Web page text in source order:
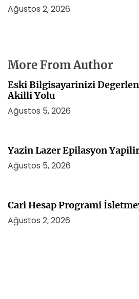
Ağustos 2, 2026
More From Author
Eski Bilgisayarinizi
Akilli Yolu
Ağustos 5, 2026
Yazin Lazer Epilasyon
Ağustos 5, 2026
Cari Hesap Programi
Ağustos 2, 2026